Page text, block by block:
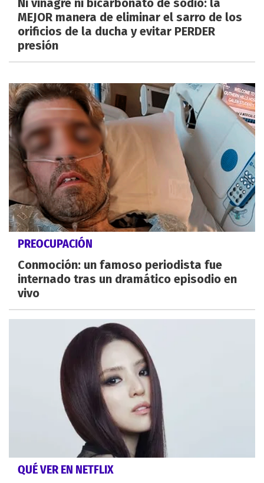
Ni vinagre ni bicarbonato de sodio: la
MEJOR manera de eliminar el sarro de los
orificios de la ducha y evitar PERDER
presión
PREOCUPACIÓN
Conmoción: un famoso periodista fue
internado tras un dramático episodio en
vivo
QUÉ VER EN NETFLIX